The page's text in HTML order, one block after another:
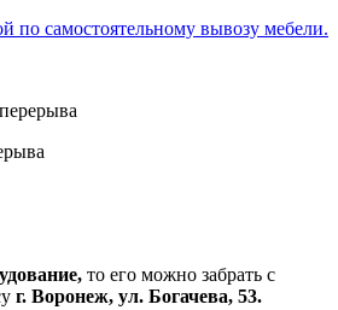
по самостоятельному вывозу мебели.
то его можно забрать с
г. Воронеж, ул. Богачева, 53.